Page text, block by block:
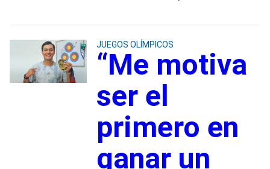
JUEGOS OLÍMPICOS
“Me motiva
ser el
primero en
ganar un